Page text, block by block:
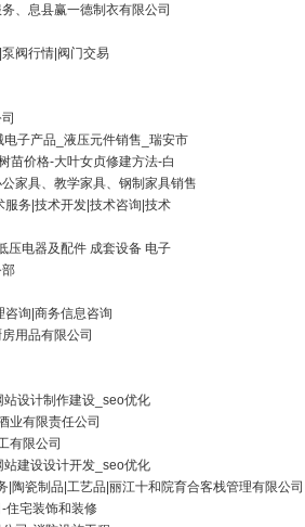
、息县赢一德制衣有限公司
阀行情|阀门交易
子产品_液压元件销售_瑞安市
苗价格-大叶女贞修建方法-白
家具、教学家具、钢制家具销售
务|技术开发|技术咨询|技术
压电器及配件 成套设备 电子
咨询|商务信息咨询
用品有限公司
设计制作建设_seo优化
业有限责任公司
有限公司
建设设计开发_seo优化
|陶瓷制品|工艺品|丽江十和院育合客栈管理有限公司
住宅装饰和装修